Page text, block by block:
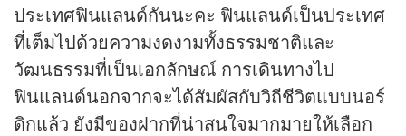
ประเทศฟินแลนด์กันนะคะ ฟินแลนด์เป็นประเทศ
ที่เต็มไปด้วยความงดงามทั้งธรรมชาติและ
วัฒนธรรมที่เป็นเอกลักษณ์ การเดินทางไป
ฟินแลนด์นอกจากจะได้สัมผัสกับวิถีชีวิตแบบนอร์
ดิกแล้ว ยังมีของฝากที่น่าสนใจมากมายให้เลือก